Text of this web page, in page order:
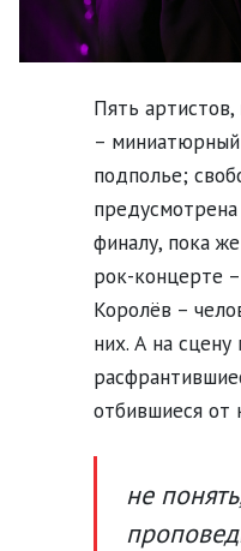
Пять
–
подполье;
финалу, пока
рок-концерте
Королёв –
них. А на
отбившиеся от
не